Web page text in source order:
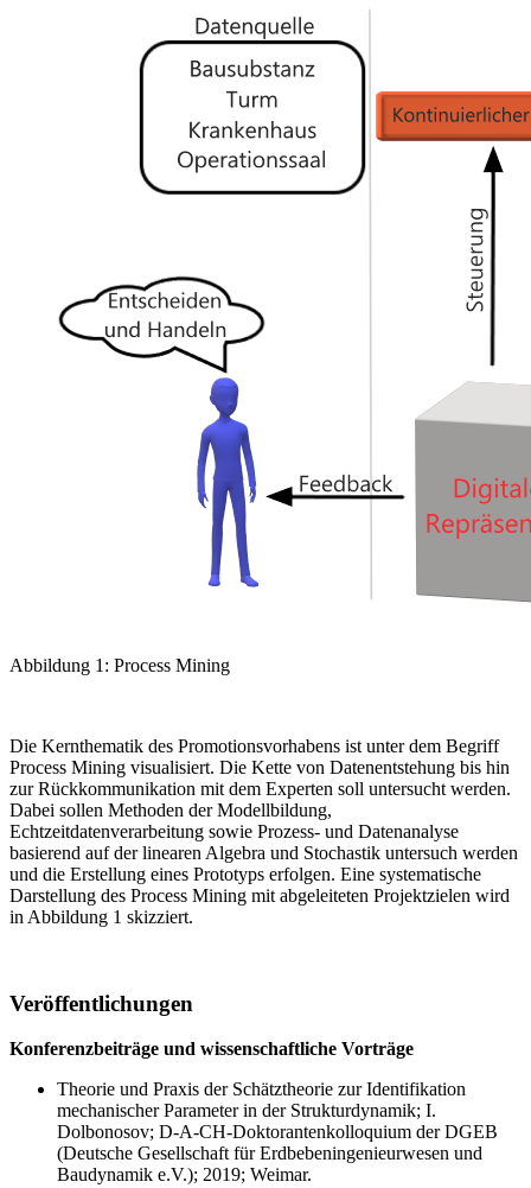
Abbildung 1: Process Mining
Die Kernthematik des Promotionsvorhabens ist unter dem Begriff
Process Mining visualisiert. Die Kette von Datenentstehung bis hin
zur Rückkommunikation mit dem Experten soll untersucht werden.
Dabei sollen Methoden der Modellbildung,
Echtzeitdatenverarbeitung sowie Prozess- und Datenanalyse
basierend auf der linearen Algebra und Stochastik untersuch werden
und die Erstellung eines Prototyps erfolgen. Eine systematische
Darstellung des Process Mining mit abgeleiteten Projektzielen wird
in Abbildung 1 skizziert.
Veröffentlichungen
Konferenzbeiträge und wissenschaftliche Vorträge
Theorie und Praxis der Schätztheorie zur Identifikation
mechanischer Parameter in der Strukturdynamik; I.
Dolbonosov; D-A-CH-Doktorantenkolloquium der DGEB
(Deutsche Gesellschaft für Erdbebeningenieurwesen und
Baudynamik e.V.); 2019; Weimar.